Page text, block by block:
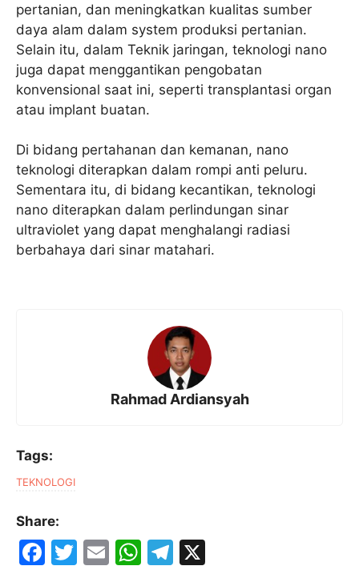
pertanian, dan meningkatkan kualitas sumber
daya alam dalam system produksi pertanian.
Selain itu, dalam Teknik jaringan, teknologi nano
juga dapat menggantikan pengobatan
konvensional saat ini, seperti transplantasi organ
atau implant buatan.
Di bidang pertahanan dan kemanan, nano
teknologi diterapkan dalam rompi anti peluru.
Sementara itu, di bidang kecantikan, teknologi
nano diterapkan dalam perlindungan sinar
ultraviolet yang dapat menghalangi radiasi
berbahaya dari sinar matahari.
Rahmad Ardiansyah
Tags:
TEKNOLOGI
Share:
F
T
E
W T